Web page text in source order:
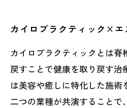
カイロプラクティック×エ
カイロプラクティックとは脊
戻すことで健康を取り戻す治
は美容や癒しに特化した施術
二つの業種が共演することで